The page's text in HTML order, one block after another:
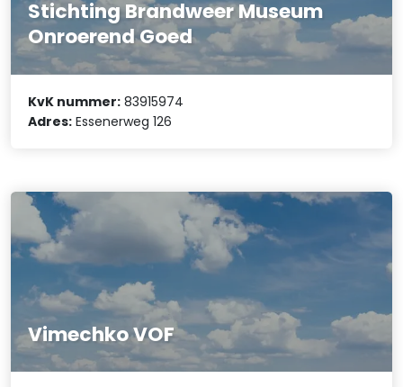
Stichting Brandweer Museum
Onroerend Goed
KvK nummer: 83915974
Adres: Essenerweg 126
Vimechko VOF